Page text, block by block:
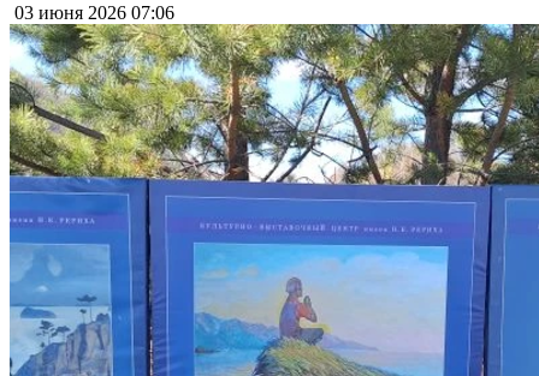
03 июня 2026 07:06